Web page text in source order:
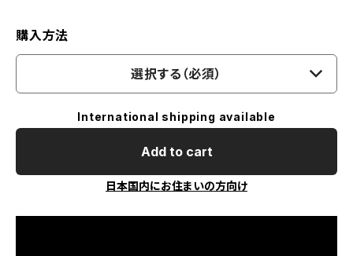
購入方法
選択する（必須）
International shipping available
Add to cart
日本国内にお住まいの方向け